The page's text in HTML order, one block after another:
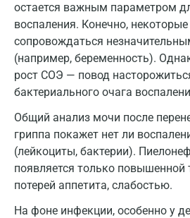
остается важным параметром
воспаления. Конечно,
сопровождаться
(например, беременность).
рост СОЭ — повод
бактериального очага
Общий анализ мочи после
гриппа покажет нет ли
(лейкоциты, бактерии).
появляется только повышенной
потерей аппетита, слабостью.
На фоне инфекции, особенно у
Лобня
Люберцы
Майкоп
Мурманск
Мытищи
Набережные Челны
Наро-Фоминск